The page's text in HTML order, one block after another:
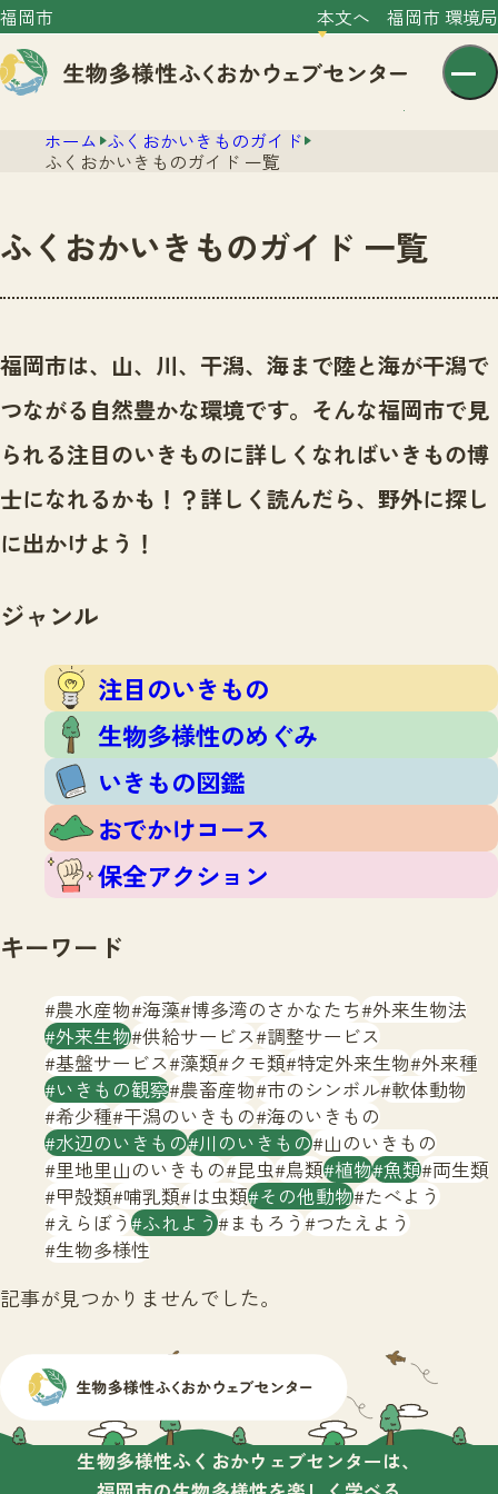
福岡市 本文へ 福岡市 環境局
センター紹介
センター紹介TOP
サイトポリシー
プライバシーポリシー
ニュースTOP
市の取組み
いきものガイド
いきものガイドTOP
注目のいきもの
生物多様性のめぐみ
保全アクション
イベント
いきもの調査隊
調査レポート
調査結果
ふくおかいきものマップ
マッチング
マッチングTOP
掲載申し込みフォーム
お問合せ
サイトマップ
ホーム ふくおかいきものガイド
ふくおかいきものガイド 一覧
ふくおかいきものガイド 一覧
福岡市は、山、川、干潟、海まで陸と海が干潟で
つながる自然豊かな環境です。 そんな福岡市で見
られる注目のいきものに詳しくなればいきもの博
士になれるかも！？詳しく読んだら、野外に探し
に出かけよう！
ジャンル
注目のいきもの
生物多様性のめぐみ
いきもの図鑑
おでかけコース
保全アクション
キーワード
農水産物 海藻 博多湾のさかなたち 外来生物法
外来生物 供給サービス 調整サービス
基盤サービス 藻類 クモ類 特定外来生物 外来種
いきもの観察 農畜産物 市のシンボル 軟体動物
希少種 干潟のいきもの 海のいきもの
水辺のいきもの 川のいきもの 山のいきもの
里地里山のいきもの 昆虫 鳥類 植物 魚類 両生類
甲殻類 哺乳類 は虫類 その他動物 たべよう
えらぼう ふれよう まもろう つたえよう
生物多様性
記事が見つかりませんでした。
生物多様性ふくおかウェブセンターは、